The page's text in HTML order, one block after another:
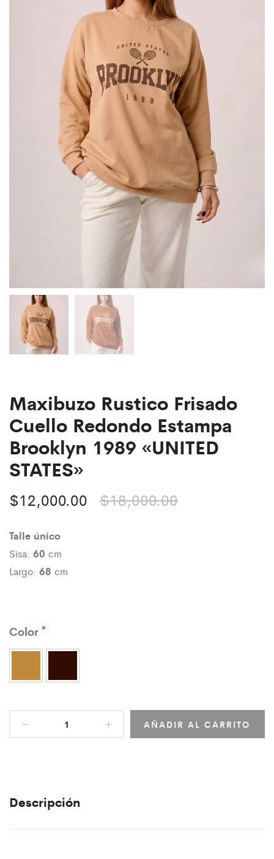
Maxibuzo Rustico Frisado
Cuello Redondo Estampa
Brooklyn 1989 «UNITED
STATES»
$18,000.00
$12,000.00
Talle único
Sisa: 60 cm
Largo: 68 cm
Color
AÑADIR AL CARRITO
Descripción